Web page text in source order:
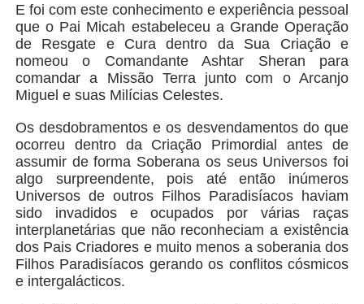
E foi com este conhecimento e experiência pessoal
que o Pai Micah estabeleceu a Grande Operação
de Resgate e Cura dentro da Sua Criação e
nomeou o Comandante Ashtar Sheran para
comandar a Missão Terra junto com o Arcanjo
Miguel e suas Milícias Celestes.
Os desdobramentos e os desvendamentos do que
ocorreu dentro da Criação Primordial antes de
assumir de forma Soberana os seus Universos foi
algo surpreendente, pois até então inúmeros
Universos de outros Filhos Paradisíacos haviam
sido invadidos e ocupados por várias raças
interplanetárias que não reconheciam a existência
dos Pais Criadores e muito menos a soberania dos
Filhos Paradisíacos gerando os conflitos cósmicos
e intergalácticos.